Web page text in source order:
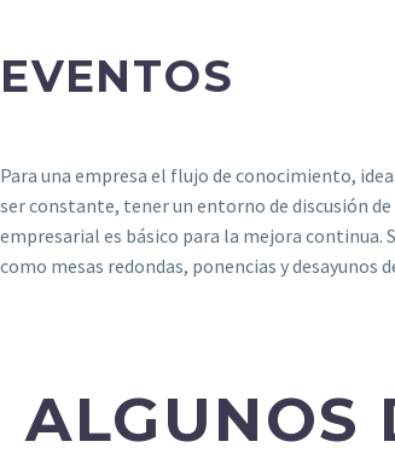
EVENTOS​
Para una empresa el flujo de conocimiento,
ser constante, tener un entorno de discusión
empresarial es básico para la mejora continua.
como mesas redondas, ponencias y desayunos
ALGUNOS